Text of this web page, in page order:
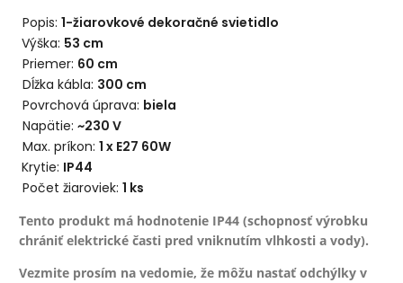
Popis:1-žiarovkové dekoračné svietidlo
Výška: 53 cm
Priemer: 60 cm
Dĺžka kábla: 300 cm
Povrchová úprava: biela
Napätie:~230 V
Max. príkon:1 x E27 60W
Krytie: IP44
Počet žiaroviek:1 ks
Tento produkt má hodnotenie IP44 (schopnosť výrobku
chrániť elektrické časti pred vniknutím vlhkosti a vody).
Vezmite prosím na vedomie, že môžu nastať odchýlky v